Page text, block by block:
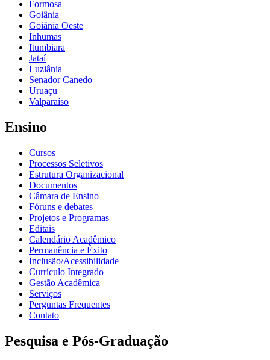
Formosa
Goiânia
Goiânia Oeste
Inhumas
Itumbiara
Jataí
Luziânia
Senador Canedo
Uruaçu
Valparaíso
Ensino
Cursos
Processos Seletivos
Estrutura Organizacional
Documentos
Câmara de Ensino
Fóruns e debates
Projetos e Programas
Editais
Calendário Acadêmico
Permanência e Êxito
Inclusão/Acessibilidade
Currículo Integrado
Gestão Acadêmica
Serviços
Perguntas Frequentes
Contato
Pesquisa e Pós-Graduação